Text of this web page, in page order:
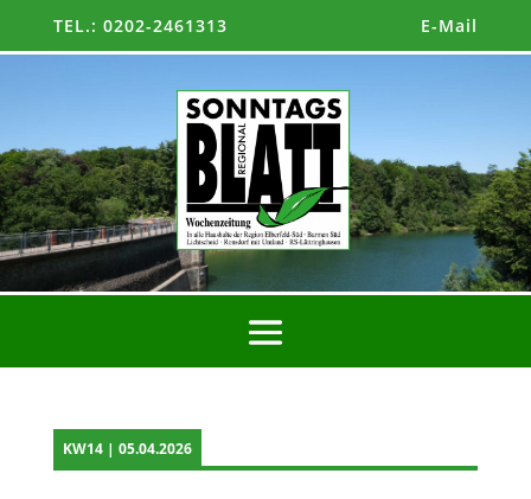
TEL.: 0202-2461313 E-Mail
KW14 | 05.04.2026